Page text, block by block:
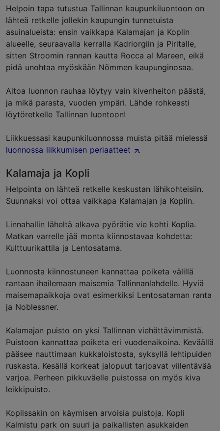
Helpoin tapa tutustua Tallinnan kaupunkiluontoon on
lähteä retkelle jollekin kaupungin tunnetuista
asuinalueista: ensin vaikkapa Kalamajan ja Koplin
alueelle, seuraavalla kerralla Kadriorgiin ja Piritalle,
sitten Stroomin rannan kautta Rocca al Mareen, eikä
pidä unohtaa myöskään Nõmmen kaupunginosaa.
Aitoa luonnon rauhaa löytyy vain kivenheiton päästä,
ja mikä parasta, vuoden ympäri. Lähde rohkeasti
löytöretkelle Tallinnan luontoon!
Liikkuessasi kaupunkiluonnossa muista pitää mielessä
luonnossa liikkumisen periaatteet
.
Kalamaja ja Kopli
Helpointa on lähteä retkelle keskustan lähikohteisiin.
Suunnaksi voi ottaa vaikkapa Kalamajan ja Koplin.
Linnahallin läheltä alkava pyörätie vie kohti Koplia.
Matkan varrelle jää monta kiinnostavaa kohdetta:
Kulttuurikattila ja Lentosatama.
Luonnosta kiinnostuneen kannattaa poiketa välillä
rantaan ihailemaan maisemia Tallinnanlahdelle. Hyviä
maisemapaikkoja ovat esimerkiksi Lentosataman ranta
ja Noblessner.
Kalamajan puisto on yksi Tallinnan viehättävimmistä.
Puistoon kannattaa poiketa eri vuodenaikoina. Keväällä
pääsee nauttimaan kukkaloistosta, syksyllä lehtipuiden
ruskasta. Kesällä korkeat jalopuut tarjoavat viilentävää
varjoa. Perheen pikkuväelle puistossa on myös kiva
leikkipuisto.
Koplissakin on käymisen arvoisia puistoja. Kopli
Kalmistu park on suuri ja paikallisten asukkaiden